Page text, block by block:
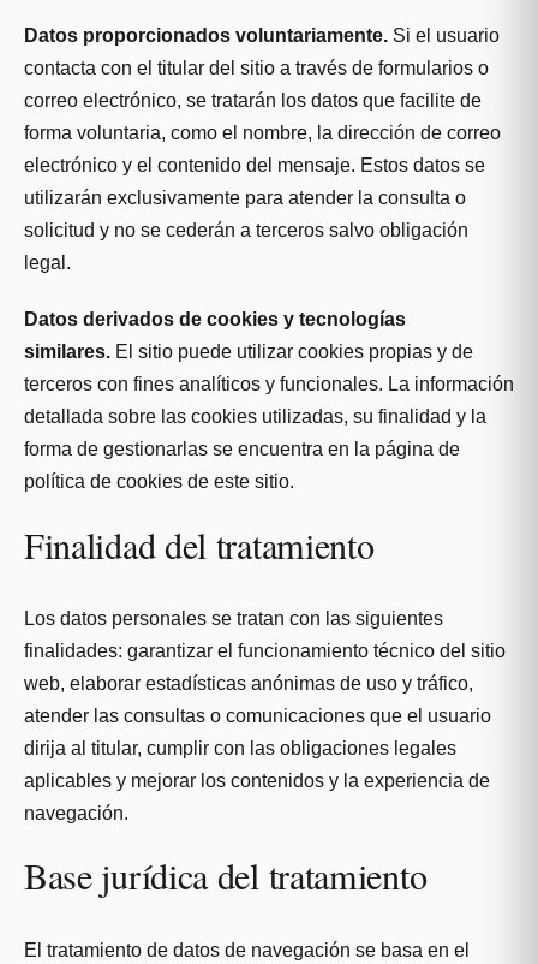
Datos proporcionados voluntariamente. Si el usuario
contacta con el titular del sitio a través de formularios o
correo electrónico, se tratarán los datos que facilite de
forma voluntaria, como el nombre, la dirección de correo
electrónico y el contenido del mensaje. Estos datos se
utilizarán exclusivamente para atender la consulta o
solicitud y no se cederán a terceros salvo obligación
legal.
Datos derivados de cookies y tecnologías
similares. El sitio puede utilizar cookies propias y de
terceros con fines analíticos y funcionales. La información
detallada sobre las cookies utilizadas, su finalidad y la
forma de gestionarlas se encuentra en la página de
política de cookies de este sitio.
Finalidad del tratamiento
Los datos personales se tratan con las siguientes
finalidades: garantizar el funcionamiento técnico del sitio
web, elaborar estadísticas anónimas de uso y tráfico,
atender las consultas o comunicaciones que el usuario
dirija al titular, cumplir con las obligaciones legales
aplicables y mejorar los contenidos y la experiencia de
navegación.
Base jurídica del tratamiento
El tratamiento de datos de navegación se basa en el